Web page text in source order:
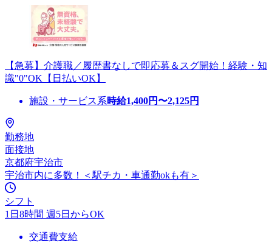
【急募】介護職／履歴書なしで即応募＆スグ開始！経験・知
識"0"OK【日払いOK】
施設・サービス系時給1,400円〜2,125円
勤務地
面接地
京都府宇治市
宇治市内に多数！＜駅チカ・車通勤okも有＞
シフト
1日8時間 週5日からOK
交通費支給